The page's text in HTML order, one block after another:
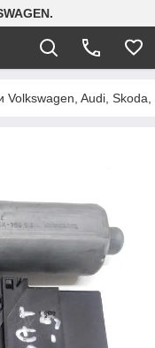
Volkswagen, Audi, Skoda,